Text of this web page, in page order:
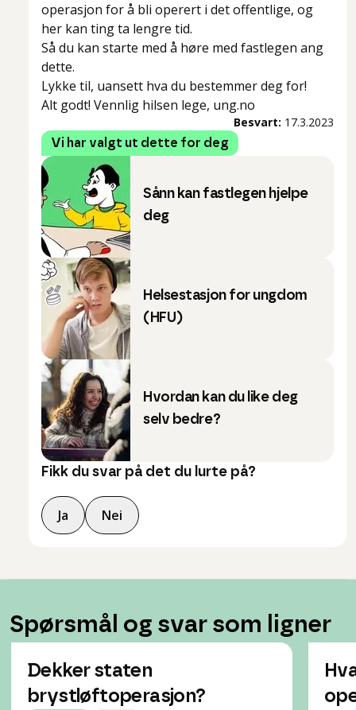
operasjon for å bli operert i det offentlige, og
her kan ting ta lengre tid.
Så du kan starte med å høre med fastlegen ang
dette.
Lykke til, uansett hva du bestemmer deg for!
Alt godt! Vennlig hilsen lege, ung.no
Besvart: 17.3.2023
Vi har valgt ut dette for deg
Sånn kan fastlegen hjelpe
deg
Helsestasjon for ungdom
(HFU)
Hvordan kan du like deg
selv bedre?
Fikk du svar på det du lurte på?
Ja Nei
Spørsmål og svar som ligner
Dekker staten
brystløftoperasjon?